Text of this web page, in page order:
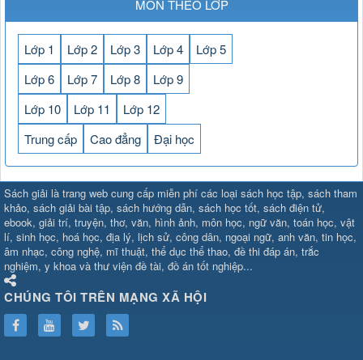
MÔN THEO LỚP
Lớp 1 Lớp 2 Lớp 3 Lớp 4
Lớp 5
Lớp 6
Lớp 7 Lớp 8
Lớp 9
Lớp 10
Lớp 11
Lớp 12
Trung cấp
Cao đẳng Đại học
SHBET⇔789BET ⇔
https://789betcom0.com/⇔https://hi88.baby/ ⇔https://fun88.social/
cái OPEN88⇔CM88⇔u888⇔nổ
hũ ⇔https://gameb52a.club/⇔https://new88.biz/⇔https://
bài⇔bóng đá trực tiếp⇔fly88
select⇔ https://xocdiaonline.ae⇔https://cm88.dad/
hũ⇔F168⇔ https://f168.tech/⇔ cm88
https://shbetz.net/ 789WIN
nha
cai⇔ U888 ⇔https://b52club.pizza
Sách giải là trang web cung cấp miễn phí các loại sách học tập, sách tham
khảo, sách giải bài tập, sách hướng dẫn, sách học tốt, sách điện tử,
ebook, giải trí, truyện, thơ, văn, hình ảnh, môn học, ngữ văn, toán học, vật
lí, sinh học, hoá học, địa lý, lịch sử, công dân, ngoại ngữ, anh văn, tin học,
âm nhạc, công nghệ, mĩ thuật, thể dục thể thao, đề thi đáp án, trắc
nghiệm, y khoa và thư viện đề tài, đồ án tốt nghiệp...
CHÚNG TÔI TRÊN MẠNG XÃ HỘI